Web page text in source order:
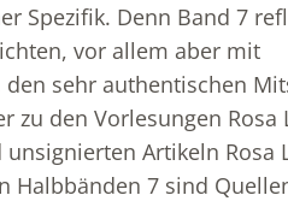
Spezifik. Denn Band 7
vor allem aber mit
sehr authentischen
zu den Vorlesungen Rosa
Artikeln Rosa
Halbbänden 7 sind